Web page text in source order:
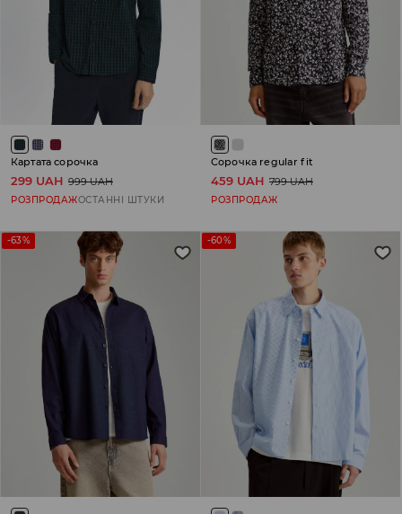
Картата сорочка
299 UAH 999 UAH
РОЗПРОДАЖОСТАННІ ШТУКИ
Сорочка regular fit
459 UAH 799 UAH
РОЗПРОДАЖ
-63% -60%